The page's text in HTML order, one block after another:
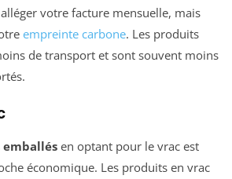
votre facture mensuelle, mais
empreinte carbone. Les produits
de transport et sont souvent moins
en optant pour le vrac est
économique. Les produits en vrac